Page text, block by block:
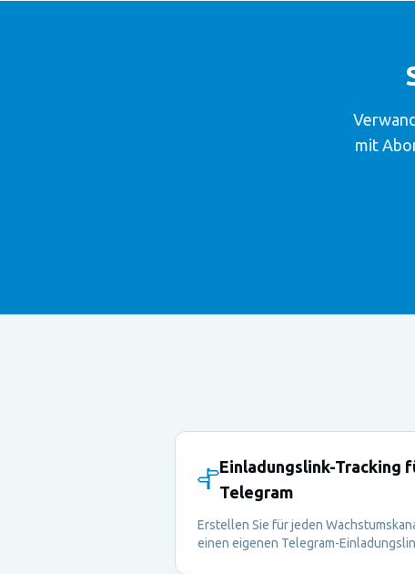
mit
Einladungslink-Tracking
Telegram
Erstellen Sie für jeden
einen eigenen Telegram-